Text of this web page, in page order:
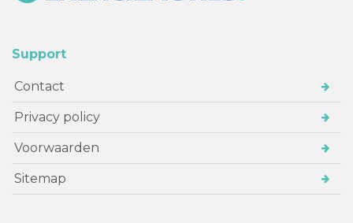
Support
Contact
Privacy policy
Voorwaarden
Sitemap